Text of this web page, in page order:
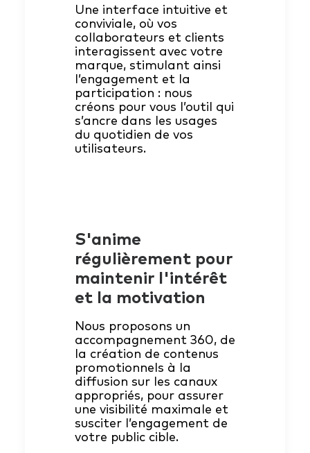
Une interface intuitive et
conviviale, où vos
collaborateurs et clients
interagissent avec votre
marque, stimulant ainsi
l’engagement et la
participation : nous
créons pour vous l’outil qui
s’ancre dans les usages
du quotidien de vos
utilisateurs.
S'anime
régulièrement pour
maintenir l'intérêt
et la motivation
Nous proposons un
accompagnement 360, de
la création de contenus
promotionnels à la
diffusion sur les canaux
appropriés, pour assurer
une visibilité maximale et
susciter l’engagement de
votre public cible.